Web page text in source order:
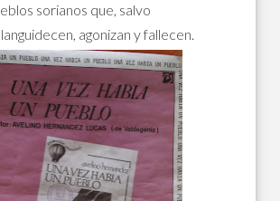
sorianos que, salvo
agonizan y fallecen.